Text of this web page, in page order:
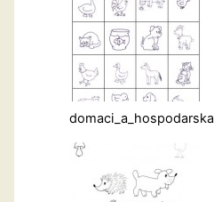
domaci_a_hospodarska